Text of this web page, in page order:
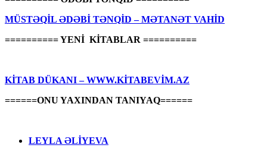
MÜSTƏQİL ƏDƏBİ TƏNQİD – MƏTANƏT VAHİD
========== YENİ KİTABLAR ==========
KİTAB DÜKANI – WWW.KİTABEVİM.AZ
======ONU YAXINDAN TANIYAQ======
LEYLA ƏLİYEVA